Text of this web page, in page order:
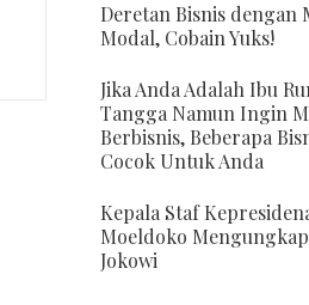
Deretan Bisnis dengan
Modal, Cobain Yuks!
Jika Anda Adalah Ibu
Tangga Namun Ingin
Berbisnis, Beberapa
Cocok Untuk Anda
Kepala Staf
Moeldoko
Jokowi